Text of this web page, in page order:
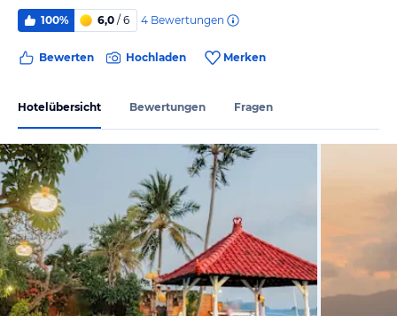
100% 6,0 / 6 4 Bewertungen
Bewerten Hochladen Merken
Hotelübersicht Bewertungen Fragen